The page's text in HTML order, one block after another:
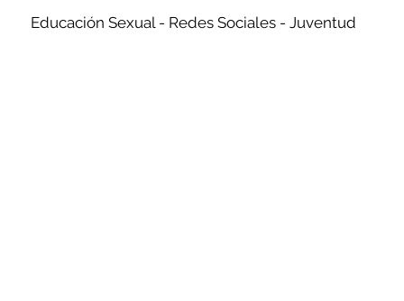
Educación Sexual - Redes Sociales - Juventud